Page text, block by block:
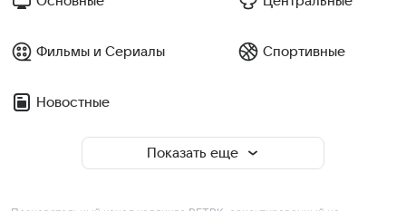
Фильмы и Сериалы Спортивные
Новостные
Показать еще